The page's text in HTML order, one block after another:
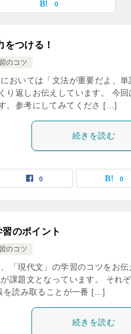
0
をつける！
のコツ
おいては「文法が重要だよ、単
り返しお伝えしています。 今回
。参考にしてみてくださ […]
続きを読む
0 0
のポイント
のコツ
「現代文」の学習のコツをお伝
課題文となっています。 それ
を読み取ることが一番 […]
続きを読む